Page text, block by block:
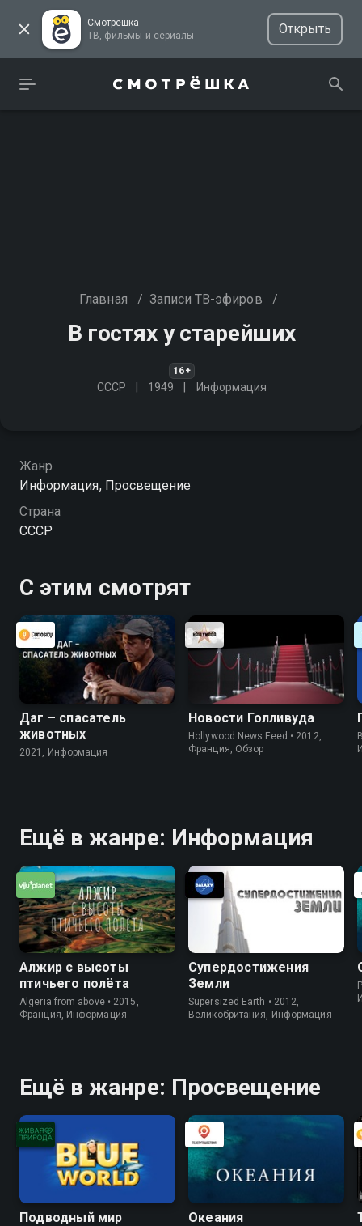
Смотрёшка
ТВ, фильмы и сериалы
Открыть
Главная / Записи ТВ-эфиров /
В гостях у старейших
16+
СССР 1949 Информация
Жанр
Информация, Просвещение
Страна
СССР
С этим смотрят
Даг – спасатель
животных
2021, Информация
Новости Голливуда
Hollywood News Feed • 2012,
Франция, Обзор
Ещё в жанре: Информация
Алжир с высоты
птичьего полёта
Algeria from above • 2015,
Франция, Информация
Супердостижения
Земли
Supersized Earth • 2012,
Великобритания, Информация
Ещё в жанре: Просвещение
Подводный мир Океания